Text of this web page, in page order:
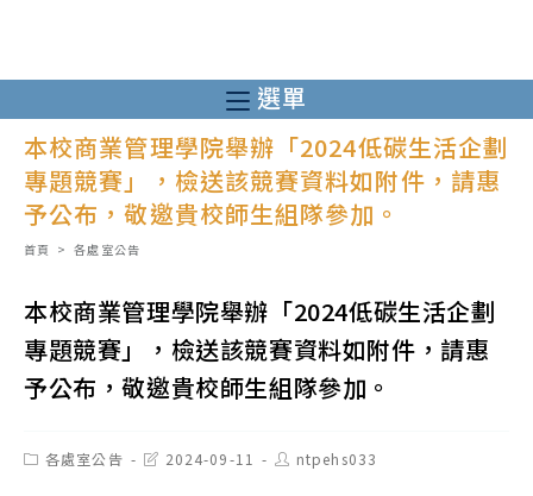
至
主
容
選單
本校商業管理學院舉辦「2024低碳生活企劃
專題競賽」，檢送該競賽資料如附件，請惠
予公布，敬邀貴校師生組隊參加。
首頁 > 各處室公告
本校商業管理學院舉辦「2024低碳生活企劃
專題競賽」，檢送該競賽資料如附件，請惠
予公布，敬邀貴校師生組隊參加。
Post各處室公告
Post2024-09-11
Post
author:
ntpehs033